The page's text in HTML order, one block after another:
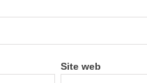
Site web